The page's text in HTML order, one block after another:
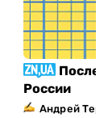
России
Андрей